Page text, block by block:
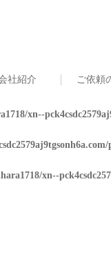
社紹介 ご依頼
xn--
xn--
xn--